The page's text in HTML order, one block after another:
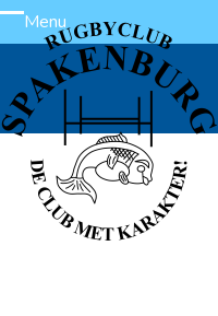
Skip
to
content
Menu
Open
mobile
menu
Close
mobile
menu